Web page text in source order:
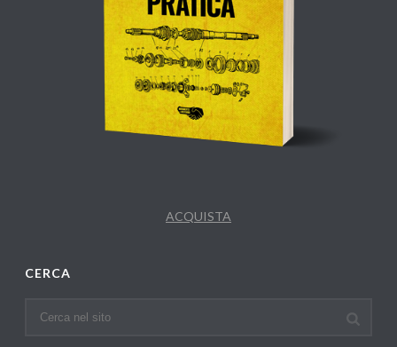
ACQUISTA
CERCA